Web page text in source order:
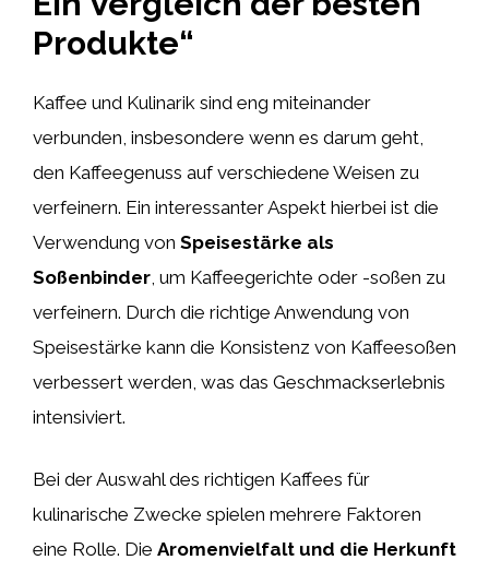
Produkte“
Kaffee und Kulinarik sind eng miteinander
verbunden, insbesondere wenn es darum geht,
den Kaffeegenuss auf verschiedene Weisen zu
verfeinern. Ein interessanter Aspekt hierbei ist die
Verwendung von Speisestärke als
Soßenbinder , um Kaffeegerichte oder -soßen zu
verfeinern. Durch die richtige Anwendung von
Speisestärke kann die Konsistenz von Kaffeesoßen
verbessert werden, was das Geschmackserlebnis
intensiviert.
Bei der Auswahl des richtigen Kaffees für
kulinarische Zwecke spielen mehrere Faktoren
eine Rolle. Die Aromenvielfalt und die Herkunft